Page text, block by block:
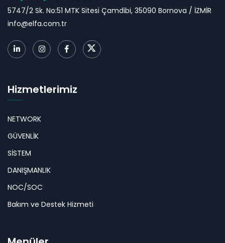
5747/2 Sk. No:51 MTK Sitesi Çamdibi, 35090 Bornova / İZMİR
info@elfa.com.tr
Hizmetlerimiz
NETWORK
GÜVENLİK
SİSTEM
DANIŞMANLIK
NOC/SOC
Bakım ve Destek Hizmeti